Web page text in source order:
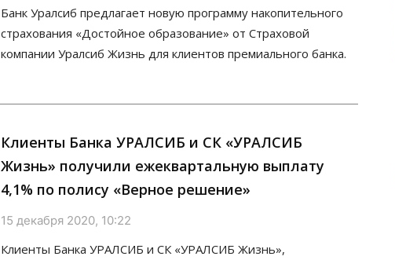
Банк Уралсиб предлагает новую программу накопительного
страхования «Достойное образование» от Страховой
компании Уралсиб Жизнь для клиентов премиального банка.
Клиенты Банка УРАЛСИБ и СК «УРАЛСИБ
Жизнь» получили ежеквартальную выплату
4,1% по полису «Верное решение»
15 декабря 2020, 10:22
Клиенты Банка УРАЛСИБ и СК «УРАЛСИБ Жизнь»,